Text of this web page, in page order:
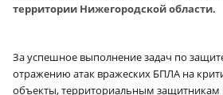
территории Нижегородской области.
За успешное выполнение задач по
отражению атак вражеских БПЛА на
объекты, территориальным защитникам